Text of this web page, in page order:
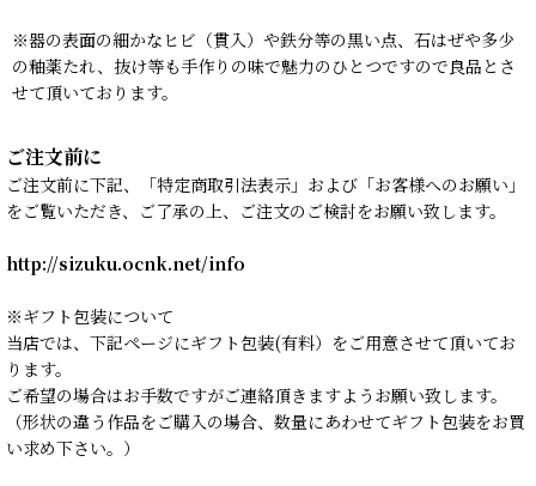
※器の表面の細かなヒビ（貫入）や鉄分等の黒い点、石はぜや多少
の釉薬たれ、抜け等も手作りの味で魅力のひとつですので良品とさ
せて頂いております。
ご注文前に
ご注文前に下記、「特定商取引法表示」および「お客様へのお願い」
をご覧いただき、ご了承の上、ご注文のご検討をお願い致します。
http://sizuku.ocnk.net/info
※ギフト包装について
当店では、下記ページにギフト包装(有料）をご用意させて頂いてお
ります。
ご希望の場合はお手数ですがご連絡頂きますようお願い致します。
（形状の違う作品をご購入の場合、数量にあわせてギフト包装をお買
い求め下さい。）